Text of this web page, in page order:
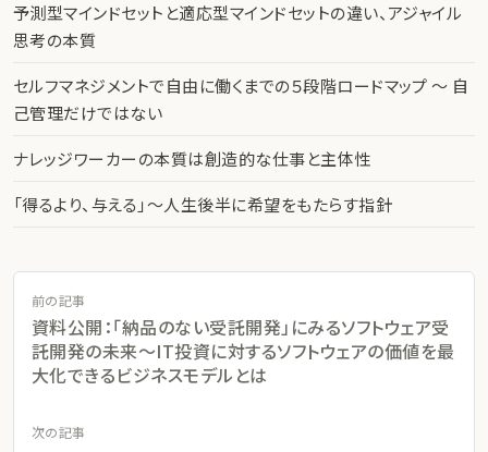
予測型マインドセットと適応型マインドセットの違い、アジャイル
思考の本質
セルフマネジメントで自由に働くまでの５段階ロードマップ 〜 自
己管理だけではない
ナレッジワーカーの本質は創造的な仕事と主体性
「得るより、与える」〜人生後半に希望をもたらす指針
前の記事
資料公開：「納品のない受託開発」にみるソフトウェア受
託開発の未来〜IT投資に対するソフトウェアの価値を最
大化できるビジネスモデルとは
次の記事